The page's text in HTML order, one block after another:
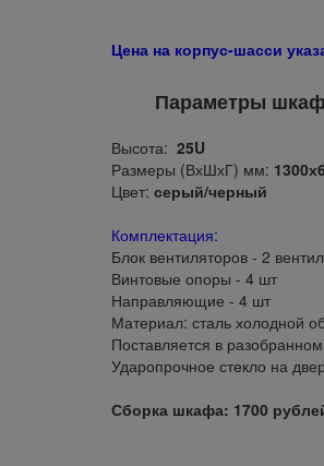
Цена на корпус-шасси
Параметры
Высота: 25U
Размеры (ВхШхГ) мм:
Цвет: серый/черный
Комплектация:
Блок вентиляторов - 2
Винтовые опоры - 4 шт
Направляющие - 4 шт
Материал: сталь холодной
Поставляется в
Ударопрочное стекло на
Сборка шкафа: 1700